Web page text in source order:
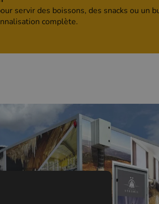
servir des boissons, des snacks ou un
complète.